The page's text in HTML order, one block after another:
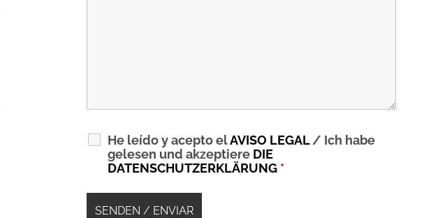
He leído y acepto elAVISO LEGAL/ Ich habe
gelesen und akzeptiere DIE
DATENSCHUTZERKLÄRUNG *